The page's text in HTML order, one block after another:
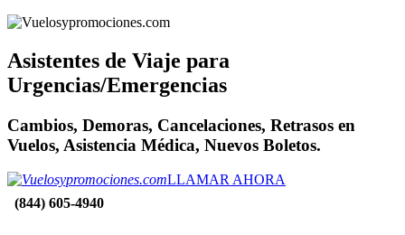
Asistentes de Viaje para
Urgencias/Emergencias
Cambios, Demoras, Cancelaciones, Retrasos en
Vuelos, Asistencia Médica, Nuevos Boletos.
LLAMAR AHORA
(844) 605-4940